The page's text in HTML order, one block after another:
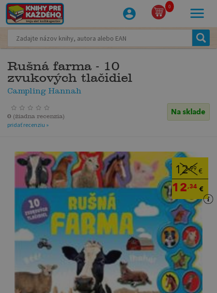
0
Rušná farma - 10
zvukových tlačidiel
Campling Hannah
Na sklade
0 (žiadna recenzia)
pridať recenziu »
12,99 €
12,34 €